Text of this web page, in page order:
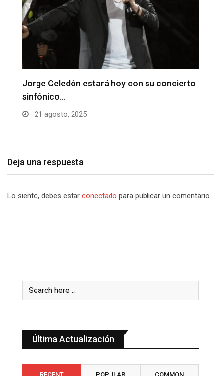
Fabian Corrales con sus grandes éxitos en
La…
21 agosto, 2025
Deja una respuesta
Lo siento, debes estar conectado para publicar un comentario.
Última Actualización
RECENT POPULAR COMMON